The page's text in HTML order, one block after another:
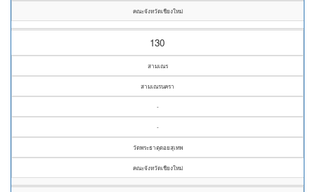
คณะจังหวัดเชียงใหม่
130
สามเณร
สามเณรนครา
-
-
วัดพระธาตุดอยสุเทพ
คณะจังหวัดเชียงใหม่